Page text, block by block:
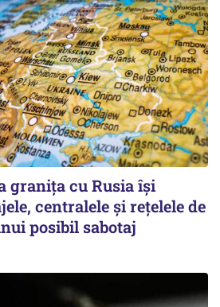
granița cu Rusia își
centralele și rețelele de
posibil sabotaj